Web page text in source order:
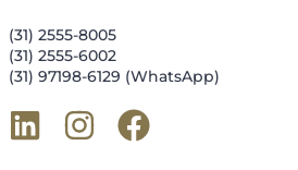
(31) 2555-8005
(31) 2555-6002
(31) 97198-6129 (WhatsApp)